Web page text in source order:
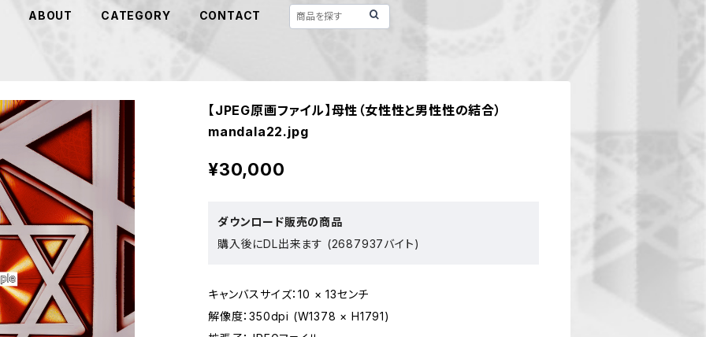
ABOUT CATEGORY CONTACT
【JPEG原画ファイル】母性（女性性と男性性の結合）
mandala22.jpg
¥30,000
ダウンロード販売の商品
購入後にDL出来ます (2687937バイト)
キャンバスサイズ：10 × 13センチ
解像度：350dpi (W1378 × H1791)